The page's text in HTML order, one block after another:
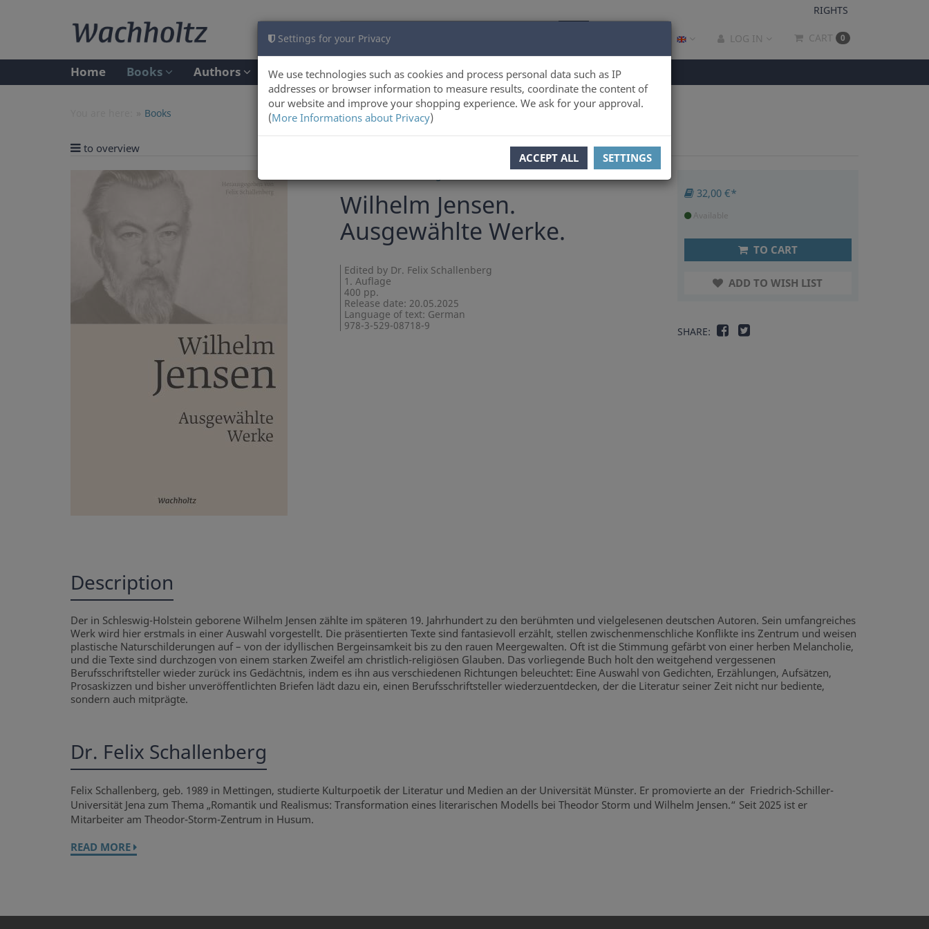
Settings for your Privacy
We use technologies such as cookies and process personal data such as IP
addresses or browser information to measure results, coordinate the content of
our website and improve your shopping experience. We ask for your approval.
(More Informations about Privacy)
ACCEPT ALL SETTINGS
RIGHTS
LOG IN CART 0
Home Books Authors
Books
to overview
Wilhelm Jensen.
Ausgewählte Werke.
Edited by Dr. Felix Schallenberg
1. Auflage
400 pp.
Release date: 20.05.2025
Language of text: German
978-3-529-08718-9
32,00 €*
Available
TO CART
ADD TO WISH LIST
SHARE:
Description
Der in Schleswig-Holstein geborene Wilhelm Jensen zählte im späteren 19. Jahrhundert zu den berühmten und vielgelesenen deutschen Autoren. Sein umfangreiches
Werk wird hier erstmals in einer Auswahl vorgestellt. Die präsentierten Texte sind fantasievoll erzählt, stellen zwischenmenschliche Konflikte ins Zentrum und weisen
plastische Naturschilderungen auf – von der idyllischen Bergeinsamkeit bis zu den rauen Meergewalten. Oft ist die Stimmung gefärbt von einer herben Melancholie,
und die Texte sind durchzogen von einem starken Zweifel am christlich-religiösen Glauben. Das vorliegende Buch holt den weitgehend vergessenen
Berufsschriftsteller wieder zurück ins Gedächtnis, indem es ihn aus verschiedenen Richtungen beleuchtet: Eine Auswahl von Gedichten, Erzählungen, Aufsätzen,
Prosaskizzen und bisher unveröffentlichten Briefen lädt dazu ein, einen Berufsschriftsteller wiederzuentdecken, der die Literatur seiner Zeit nicht nur bediente,
sondern auch mitprägte.
Dr. Felix Schallenberg
Felix Schallenberg, geb. 1989 in Mettingen, studierte Kulturpoetik der Literatur und Medien an der Universität Münster. Er promovierte an der Friedrich-Schiller-
Universität Jena zum Thema „Romantik und Realismus: Transformation eines literarischen Modells bei Theodor Storm und Wilhelm Jensen.“ Seit 2025 ist er
Mitarbeiter am Theodor-Storm-Zentrum in Husum.
READ MORE